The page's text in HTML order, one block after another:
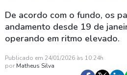
De acordo com o fundo, os
andamento desde 19 de
operando em ritmo elevado.
Publicado em 24/01/2026 às 10:24h
por Matheus Silva